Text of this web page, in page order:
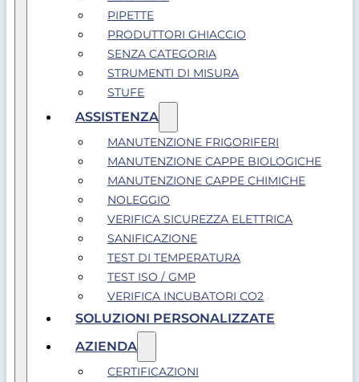
PIPETTE
PRODUTTORI GHIACCIO
SENZA CATEGORIA
STRUMENTI DI MISURA
STUFE
ASSISTENZA
MANUTENZIONE FRIGORIFERI
MANUTENZIONE CAPPE BIOLOGICHE
MANUTENZIONE CAPPE CHIMICHE
NOLEGGIO
VERIFICA SICUREZZA ELETTRICA
SANIFICAZIONE
TEST DI TEMPERATURA
TEST ISO / GMP
VERIFICA INCUBATORI CO2
SOLUZIONI PERSONALIZZATE
AZIENDA
CERTIFICAZIONI